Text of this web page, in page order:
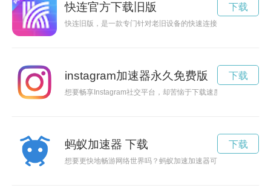
快连官方下载旧版
快连旧版，是一款专门针对老旧设备的快速连接工具，不受设
下载
instagram加速器永久免费版
想要畅享Instagram社交平台，却苦恼于下载速度慢？现在有正
下载
蚂蚁加速器 下载
想要更快地畅游网络世界吗？蚂蚁加速加速器可以帮助您实现
下载